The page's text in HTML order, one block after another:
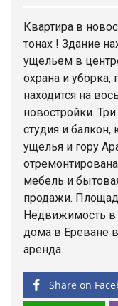
Квартира в
тонах ! Здание
ущельем в
охрана и
находится на
новостройки.
студия и балкон,
ущелья и гору
мебель и
продажи.
Недвижимость в
дома в Ереване
аренда.
Share on